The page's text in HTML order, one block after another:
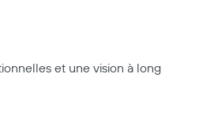
et une vision à long